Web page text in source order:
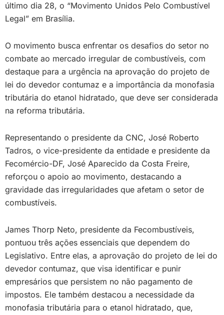
último dia 28, o “Movimento Unidos Pelo Combustível
Legal” em Brasília.
O movimento busca enfrentar os desafios do setor no
combate ao mercado irregular de combustíveis, com
destaque para a urgência na aprovação do projeto de
lei do devedor contumaz e a importância da monofasia
tributária do etanol hidratado, que deve ser considerada
na reforma tributária.
Representando o presidente da CNC, José Roberto
Tadros, o vice-presidente da entidade e presidente da
Fecomércio-DF, José Aparecido da Costa Freire,
reforçou o apoio ao movimento, destacando a
gravidade das irregularidades que afetam o setor de
combustíveis.
James Thorp Neto, presidente da Fecombustíveis,
pontuou três ações essenciais que dependem do
Legislativo. Entre elas, a aprovação do projeto de lei do
devedor contumaz, que visa identificar e punir
empresários que persistem no não pagamento de
impostos. Ele também destacou a necessidade da
monofasia tributária para o etanol hidratado, que,